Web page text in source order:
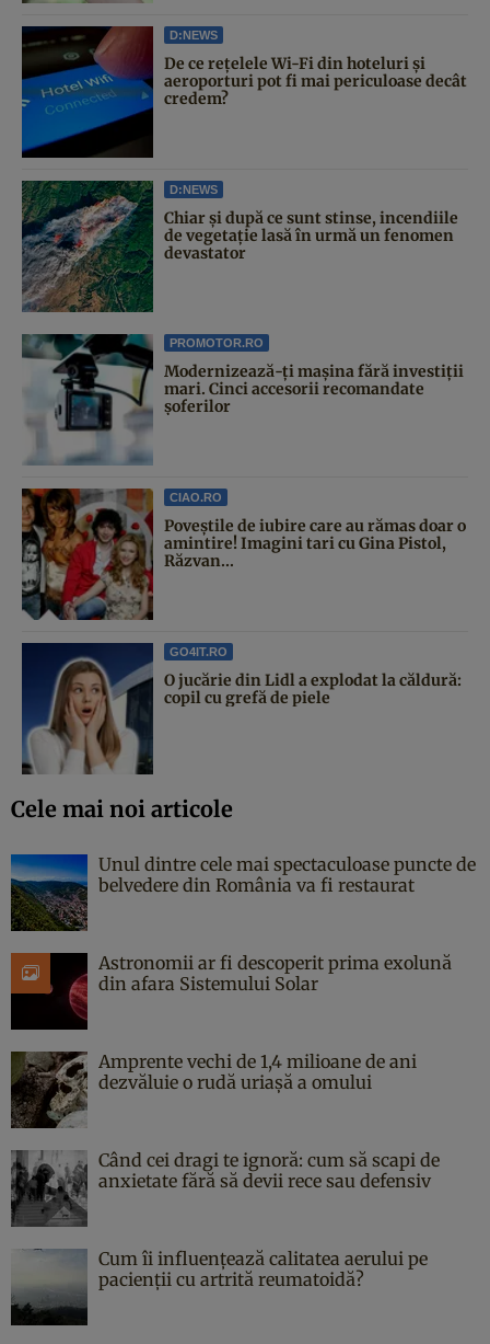
D:NEWS
De ce rețelele Wi-Fi din hoteluri și
aeroporturi pot fi mai periculoase decât
credem?
D:NEWS
Chiar și după ce sunt stinse, incendiile
de vegetație lasă în urmă un fenomen
devastator
PROMOTOR.RO
Modernizează-ți mașina fără investiții
mari. Cinci accesorii recomandate
șoferilor
CIAO.RO
Poveştile de iubire care au rămas doar o
amintire! Imagini tari cu Gina Pistol,
Răzvan...
GO4IT.RO
O jucărie din Lidl a explodat la căldură:
copil cu grefă de piele
Cele mai noi articole
Unul dintre cele mai spectaculoase puncte de
belvedere din România va fi restaurat
Astronomii ar fi descoperit prima exolună
din afara Sistemului Solar
Amprente vechi de 1,4 milioane de ani
dezvăluie o rudă uriașă a omului
Când cei dragi te ignoră: cum să scapi de
anxietate fără să devii rece sau defensiv
Cum îi influențează calitatea aerului pe
pacienții cu artrită reumatoidă?